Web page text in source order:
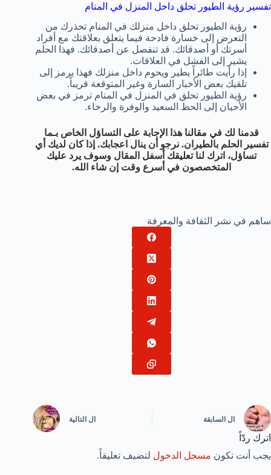
تفسير رؤية الطيور تحلق داخل المنزل في المنام
رؤية الطيور تحلق داخل منزلك في المنام تحذرك من
التعرض إلى خسارة فادحة فيما يتعلق بعلاقتك مع أفراد
أسرتك أو أصدقائك. قد تنفصل عن أصدقائك. فهذا الحلم
يشير إلى الفشل في العلاقات.
إذا رأيت طائراً يطير ويحوم داخل منزلك فهذا يرمز إلى
تلقيك بعض الأخبار السارة وغير المتوقعة قريباً.
رؤية الطيور تحلق في المنزل في المنام ترمز في بعض
الأحيان إلى الحظ السعيد والوفرة والرخاء.
قدمنا لك في مقالنا هذا الإجابة على التساؤل الخاص بـما
تفسير الحلم بالطيران. نرجو أن ينال اعجابك. إذا كان لديك أي
تساؤل، اترك لنا تعليقك أسفل المقال وسوف يرد عليك
المتخصصون في أسرع وقت إن شاء الله.
ساهم في نشر الثقافة والمعرفة
ال السابقة ال التالية
اترك ردّاً
يجب أنت تكون مسجل الدخول لتضيف تعليقاً.